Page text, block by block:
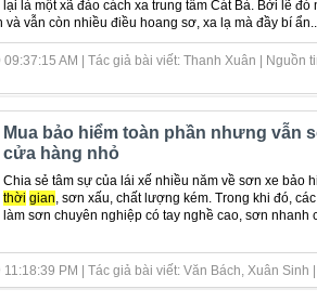
lại là một xã đảo cách xa trung tâm Cát Bà. Bởi lẽ đó
vẫn còn nhiều điều hoang sơ, xa lạ mà đầy bí
AM | Tác giả bài viết: Thanh Xuân | Nguồn
Mua bảo hiểm toàn phần nhưng vẫn
cửa hàng nhỏ
Chia sẻ tâm sự của lái xế nhiều năm về sơn xe bảo
thời gian, sơn xấu, chất lượng kém. Trong khi đó,
làm sơn chuyên nghiệp có tay nghề cao, sơn nhanh
PM | Tác giả bài viết: Văn Bách, Xuân Sinh